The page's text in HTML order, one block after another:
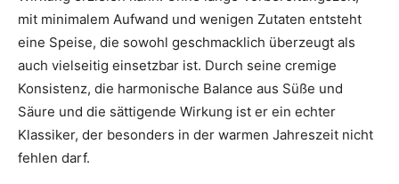
mit minimalem Aufwand und wenigen Zutaten entsteht
eine Speise, die sowohl geschmacklich überzeugt als
auch vielseitig einsetzbar ist. Durch seine cremige
Konsistenz, die harmonische Balance aus Süße und
Säure und die sättigende Wirkung ist er ein echter
Klassiker, der besonders in der warmen Jahreszeit nicht
fehlen darf.